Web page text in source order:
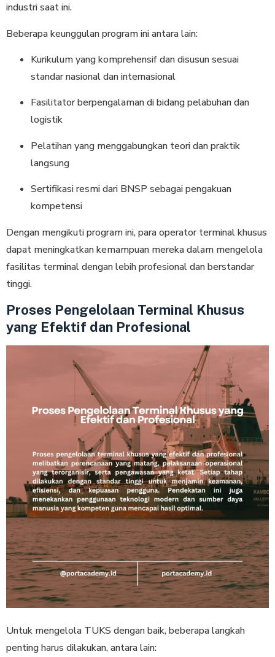
industri saat ini.
Beberapa keunggulan program ini antara lain:
Kurikulum yang komprehensif dan disusun sesuai
standar nasional dan internasional
Fasilitator berpengalaman di bidang pelabuhan dan
logistik
Pelatihan yang menggabungkan teori dan praktik
langsung
Sertifikasi resmi dari BNSP sebagai pengakuan
kompetensi
Dengan mengikuti program ini, para operator terminal khusus
dapat meningkatkan kemampuan mereka dalam mengelola
fasilitas terminal dengan lebih profesional dan berstandar
tinggi.
Proses Pengelolaan Terminal Khusus
yang Efektif dan Profesional
Untuk mengelola TUKS dengan baik, beberapa langkah
penting harus dilakukan, antara lain: